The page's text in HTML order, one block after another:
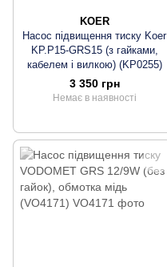
KOER
Насос підвищення тиску Koer
KP.P15-GRS15 (з гайками,
кабелем і вилкою) (KP0255)
3 350 грн
Немає в наявності